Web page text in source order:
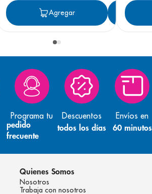
AgregarAgregar
Programa tu
pedido
frecuente
Descuentos
todos los días
Envíos en
60 minutos
Quienes Somos
Nosotros
Trabaja con nosotros